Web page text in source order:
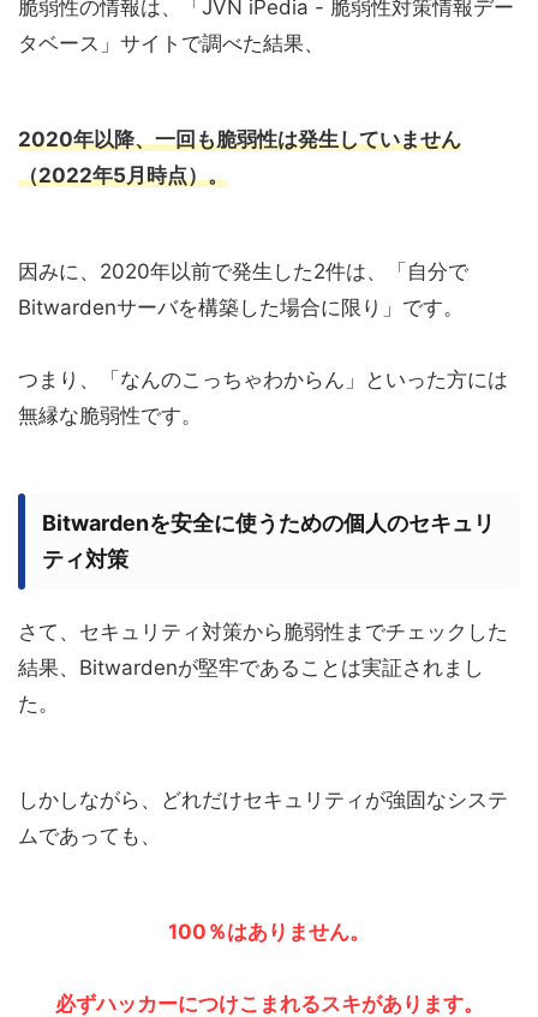
脆弱性の情報は、「JVN iPedia - 脆弱性対策情報デー
タベース」サイトで調べた結果、
2020年以降、一回も脆弱性は発生していません
（2022年5月時点）。
因みに、2020年以前で発生した2件は、「自分で
Bitwardenサーバを構築した場合に限り」です。
つまり、「なんのこっちゃわからん」といった方には
無縁な脆弱性です。
Bitwardenを安全に使うための個人のセキュリ
ティ対策
さて、セキュリティ対策から脆弱性までチェックした
結果、Bitwardenが堅牢であることは実証されまし
た。
しかしながら、どれだけセキュリティが強固なシステ
ムであっても、
100％はありません。
必ずハッカーにつけこまれるスキがあります。